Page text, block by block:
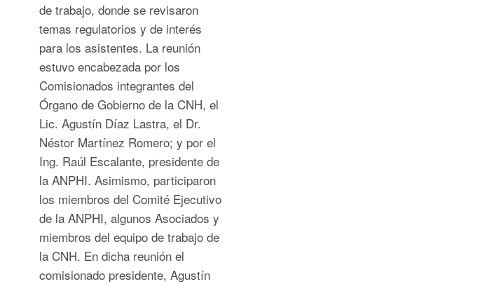
de trabajo, donde se revisaron
temas regulatorios y de interés
para los asistentes. La reunión
estuvo encabezada por los
Comisionados integrantes del
Órgano de Gobierno de la CNH, el
Lic. Agustín Díaz Lastra, el Dr.
Néstor Martínez Romero; y por el
Ing. Raúl Escalante, presidente de
la ANPHI. Asimismo, participaron
los miembros del Comité Ejecutivo
de la ANPHI, algunos Asociados y
miembros del equipo de trabajo de
la CNH. En dicha reunión el
comisionado presidente, Agustín